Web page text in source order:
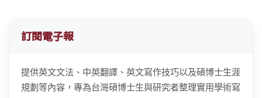
訂閱電子報
提供英文文法、中英翻譯、英文寫作技巧以及碩博士生涯
規劃等內容，專為台灣碩博士生與研究者整理實用學術寫